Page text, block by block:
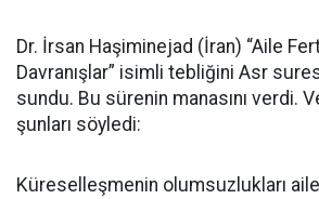
Dr. İrsan Haşiminejad (İran) “Aile
Davranışlar” isimli tebliğini Asr
sundu. Bu sürenin manasını verdi.
şunları söyledi:
Küreselleşmenin olumsuzlukları